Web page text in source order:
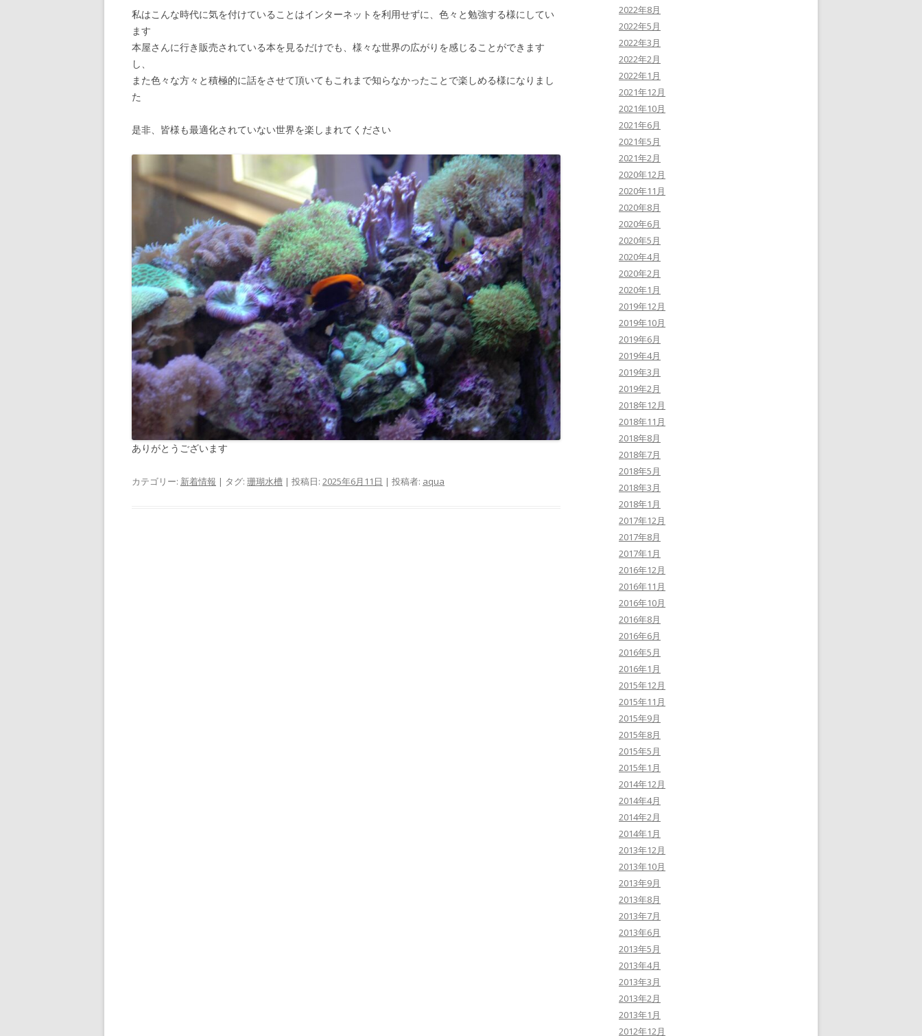
私はこんな時代に気を付けていることはインターネットを利用せずに、色々と勉強する様にしてい
ます
本屋さんに行き販売されている本を見るだけでも、様々な世界の広がりを感じることができます
し、
また色々な方々と積極的に話をさせて頂いてもこれまで知らなかったことで楽しめる様になりまし
た
是非、皆様も最適化されていない世界を楽しまれてください
ありがとうございます
カテゴリー: 新着情報 | タグ: 珊瑚水槽 | 投稿日: 2025年6月11日 | 投稿者: aqua
2022年8月
2022年5月
2022年3月
2022年2月
2022年1月
2021年12月
2021年10月
2021年6月
2021年5月
2021年2月
2020年12月
2020年11月
2020年8月
2020年6月
2020年5月
2020年4月
2020年2月
2020年1月
2019年12月
2019年10月
2019年6月
2019年4月
2019年3月
2019年2月
2018年12月
2018年11月
2018年8月
2018年7月
2018年5月
2018年3月
2018年1月
2017年12月
2017年8月
2017年1月
2016年12月
2016年11月
2016年10月
2016年8月
2016年6月
2016年5月
2016年1月
2015年12月
2015年11月
2015年9月
2015年8月
2015年5月
2015年1月
2014年12月
2014年4月
2014年2月
2014年1月
2013年12月
2013年10月
2013年9月
2013年8月
2013年7月
2013年6月
2013年5月
2013年4月
2013年3月
2013年2月
2013年1月
2012年12月